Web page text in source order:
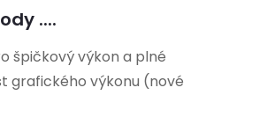
....
špičkový výkon a plné
grafického výkonu (nové